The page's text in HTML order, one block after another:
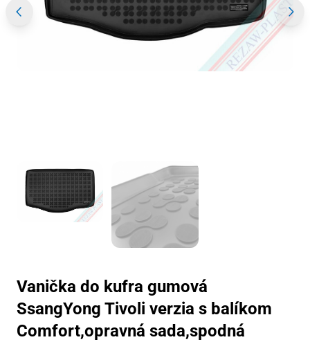
Vanička do kufra gumová
SsangYong Tivoli verzia s balíkom
Comfort,opravná sada,spodná